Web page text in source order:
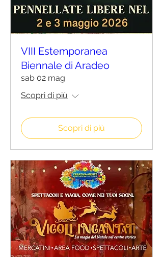
VIII Estemporanea
Biennale di Aradeo
sab 02 mag
Scopri di più
Scopri di più